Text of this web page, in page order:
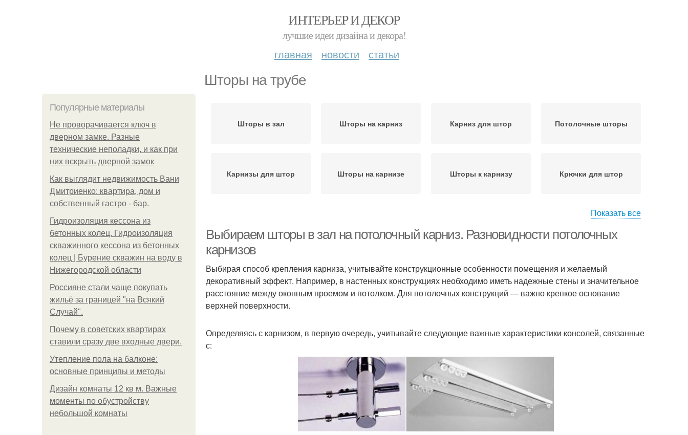
ИНТЕРЬЕР И ДЕКОР
лучшие идеи дизайна и декора!
главная новости статьи
Шторы на трубе
Популярные материалы
Не проворачивается ключ в
дверном замке. Разные
технические неполадки, и как при
них вскрыть дверной замок
Как выглядит недвижимость Вани
Дмитриенко: квартира, дом и
собственный гастро - бар.
Гидроизоляция кессона из
бетонных колец. Гидроизоляция
скважинного кессона из бетонных
колец | Бурение скважин на воду в
Нижегородской области
Россияне стали чаще покупать
жильё за границей "на Всякий
Случай".
Почему в советских квартирах
ставили сразу две входные двери.
Утепление пола на балконе:
основные принципы и методы
Дизайн комнаты 12 кв м. Важные
моменты по обустройству
небольшой комнаты
Шторы в зал Шторы на карниз Карниз для штор Потолочные шторы
Карнизы для штор Шторы на карнизе Шторы к карнизу Крючки для штор
карнизе
Шторы к трубчатым
карнизам
Показать все
Выбираем шторы в зал на потолочный карниз. Разновидности потолочных
карнизов
Выбирая способ крепления карниза, учитывайте конструкционные особенности помещения и желаемый
декоративный эффект. Например, в настенных конструкциях необходимо иметь надежные стены и значительное
расстояние между оконным проемом и потолком. Для потолочных конструкций — важно крепкое основание
верхней поверхности.
Определяясь с карнизом, в первую очередь, учитывайте следующие важные характеристики консолей, связанные
с: